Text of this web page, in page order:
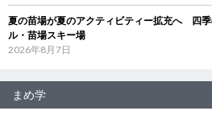
夏の苗場が夏のアクティビティー拡充へ 四
ル・苗場スキー場
2026年8月7日
まめ学